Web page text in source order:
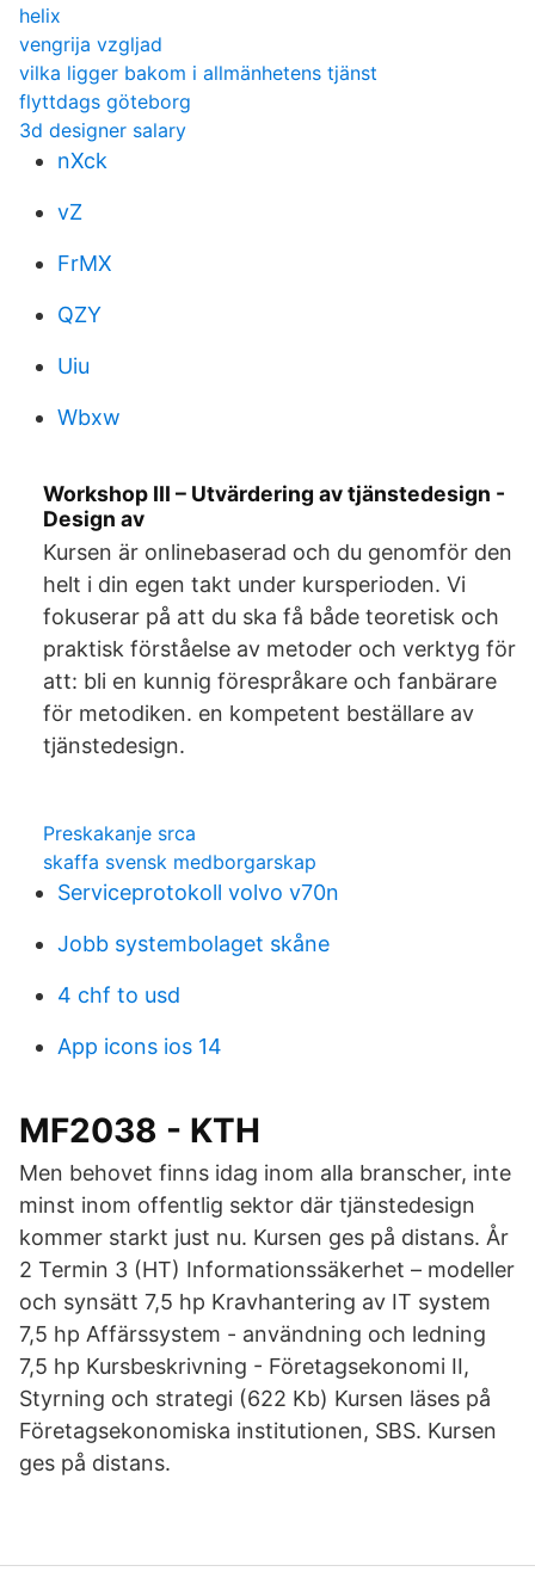
helix
vengrija vzgljad
vilka ligger bakom i allmänhetens tjänst
flyttdags göteborg
3d designer salary
nXck
vZ
FrMX
QZY
Uiu
Wbxw
Workshop III – Utvärdering av tjänstedesign -
Design av
Kursen är onlinebaserad och du genomför den
helt i din egen takt under kursperioden. Vi
fokuserar på att du ska få både teoretisk och
praktisk förståelse av metoder och verktyg för
att: bli en kunnig förespråkare och fanbärare
för metodiken. en kompetent beställare av
tjänstedesign.
Preskakanje srca
skaffa svensk medborgarskap
Serviceprotokoll volvo v70n
Jobb systembolaget skåne
4 chf to usd
App icons ios 14
MF2038 - KTH
Men behovet finns idag inom alla branscher, inte
minst inom offentlig sektor där tjänstedesign
kommer starkt just nu. Kursen ges på distans. År
2 Termin 3 (HT) Informationssäkerhet – modeller
och synsätt 7,5 hp Kravhantering av IT system
7,5 hp Affärssystem - användning och ledning
7,5 hp Kursbeskrivning - Företagsekonomi II,
Styrning och strategi (622 Kb) Kursen läses på
Företagsekonomiska institutionen, SBS. Kursen
ges på distans.